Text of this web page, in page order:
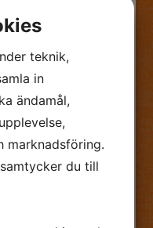
teknik,
in
ändamål,
marknadsföring.
du till